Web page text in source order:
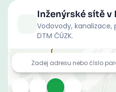
Inženýrské sítěv
Vodovody, kanalizace,
DTM ČÚZK.